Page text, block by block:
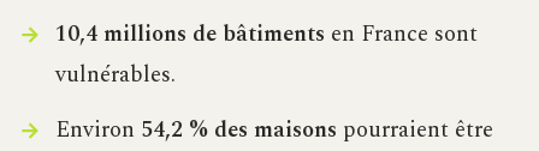
10,4 millions de bâtiments en France sont
vulnérables.
Environ 54,2 % des maisons pourraient être